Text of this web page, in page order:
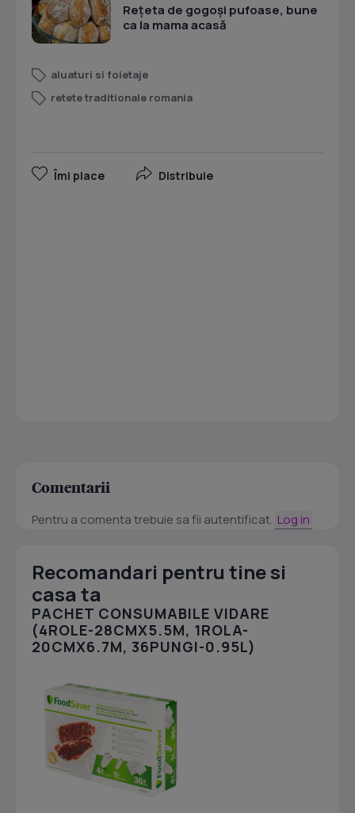
Rețeta de gogoși pufoase, bune
ca la mama acasă
aluaturi si foietaje
retete traditionale romania
Îmi place Distribuie
Comentarii
Pentru a comenta trebuie sa fii autentificat. Log in
Recomandari pentru tine si
casa ta
PACHET CONSUMABILE VIDARE
(4ROLE-28CMX5.5M, 1ROLA-
20CMX6.7M, 36PUNGI-0.95L)